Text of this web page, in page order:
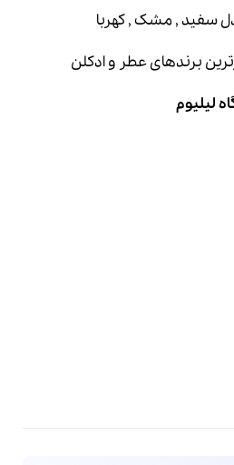
سفید , مشک , کهربا
برندهای عطر و ادکلن
لیلیوم